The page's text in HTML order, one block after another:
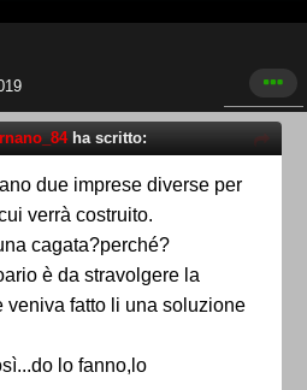
ha scritto:
due imprese diverse per
verrà costruito.
cagata?perché?
è da stravolgere la
veniva fatto li una soluzione
lo fanno,lo